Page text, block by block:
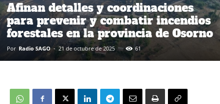
Afinan detalles y coordinaciones
para prevenir y combatir incendios
forestales en la provincia de Osorno
Por Radio SAGO - 21 de octubre de 2025 61